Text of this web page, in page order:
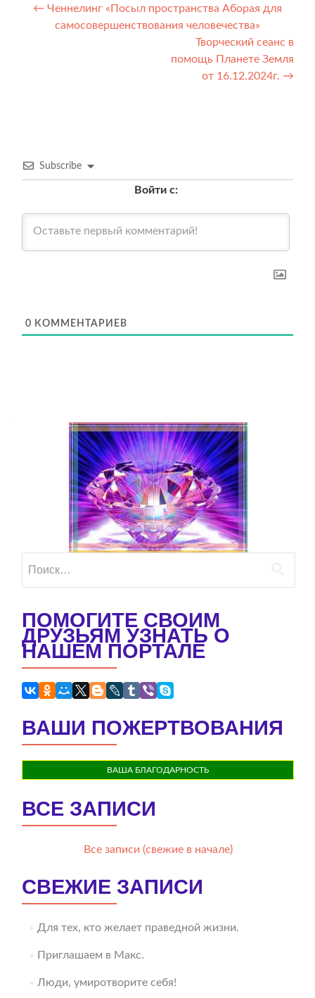
Навигация
← Ченнелинг «Посыл пространства Аборая для
самосовершенствования человечества»
Творческий сеанс в
помощь Планете Земля
от 16.12.2024г. →
Subscribe
Войти с:
0 КОММЕНТАРИЕВ
ПОМОГИТЕ СВОИМ
ДРУЗЬЯМ УЗНАТЬ О
НАШЕМ ПОРТАЛЕ
ВАШИ ПОЖЕРТВОВАНИЯ
ВАША БЛАГОДАРНОСТЬ
ВСЕ ЗАПИСИ
Все записи (свежие в начале)
СВЕЖИЕ ЗАПИСИ
Для тех, кто желает праведной жизни.
Приглашаем в Макс.
Люди, умиротворите себя!